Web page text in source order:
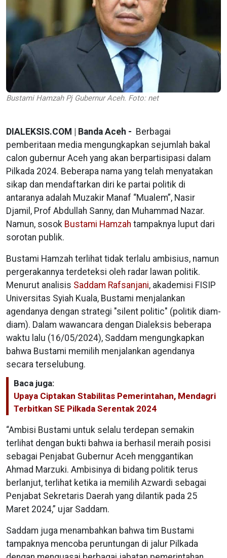
Bustami Hamzah Pj Gubernur Aceh. Foto: net
DIALEKSIS.COM | Banda Aceh - Berbagai
pemberitaan media mengungkapkan sejumlah bakal
calon gubernur Aceh yang akan berpartisipasi dalam
Pilkada 2024. Beberapa nama yang telah menyatakan
sikap dan mendaftarkan diri ke partai politik di
antaranya adalah Muzakir Manaf “Mualem”, Nasir
Djamil, Prof Abdullah Sanny, dan Muhammad Nazar.
Namun, sosok Bustami Hamzah tampaknya luput dari
sorotan publik.
Bustami Hamzah terlihat tidak terlalu ambisius, namun
pergerakannya terdeteksi oleh radar lawan politik.
Menurut analisis Saddam Rafsanjani, akademisi FISIP
Universitas Syiah Kuala, Bustami menjalankan
agendanya dengan strategi "silent politic" (politik diam-
diam). Dalam wawancara dengan Dialeksis beberapa
waktu lalu (16/05/2024), Saddam mengungkapkan
bahwa Bustami memilih menjalankan agendanya
secara terselubung.
Baca juga:
Upaya Ciptakan Stabilitas Pemerintahan, Mendagri
Terbitkan SE Pilkada Serentak 2024
“Ambisi Bustami untuk selalu terdepan semakin
terlihat dengan bukti bahwa ia berhasil meraih posisi
sebagai Penjabat Gubernur Aceh menggantikan
Ahmad Marzuki. Ambisinya di bidang politik terus
berlanjut, terlihat ketika ia memilih Azwardi sebagai
Penjabat Sekretaris Daerah yang dilantik pada 25
Maret 2024,” ujar Saddam.
Saddam juga menambahkan bahwa tim Bustami
tampaknya mencoba peruntungan di jalur Pilkada